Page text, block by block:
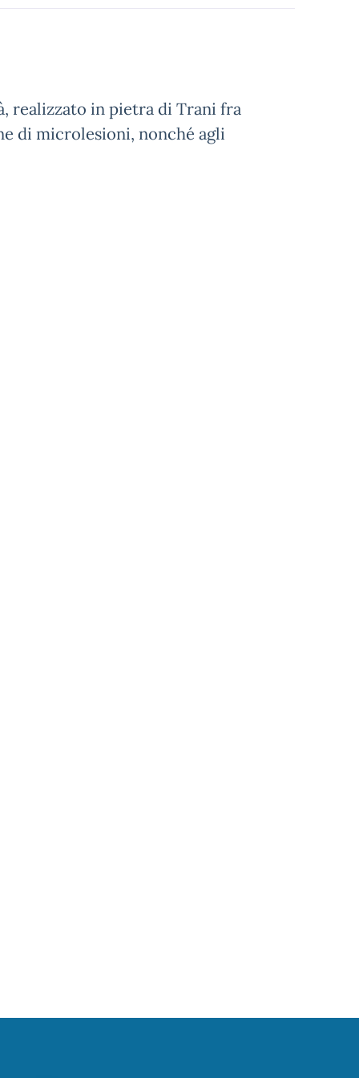
realizzato in pietra di Trani fra
di microlesioni, nonché agli